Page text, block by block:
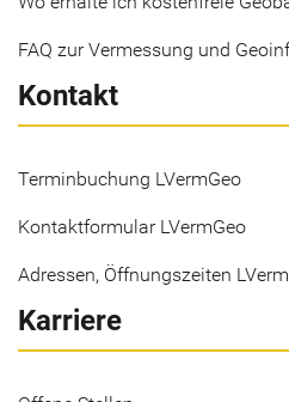
FAQ zur Vermessung und
Kontakt
Terminbuchung LVermGeo
Kontaktformular LVermGeo
Adressen, Öffnungszeiten
Karriere